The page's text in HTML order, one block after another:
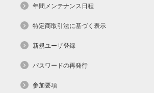
年間メンテナンス日程
特定商取引法に基づく表示
新規ユーザ登録
パスワードの再発行
参加要項